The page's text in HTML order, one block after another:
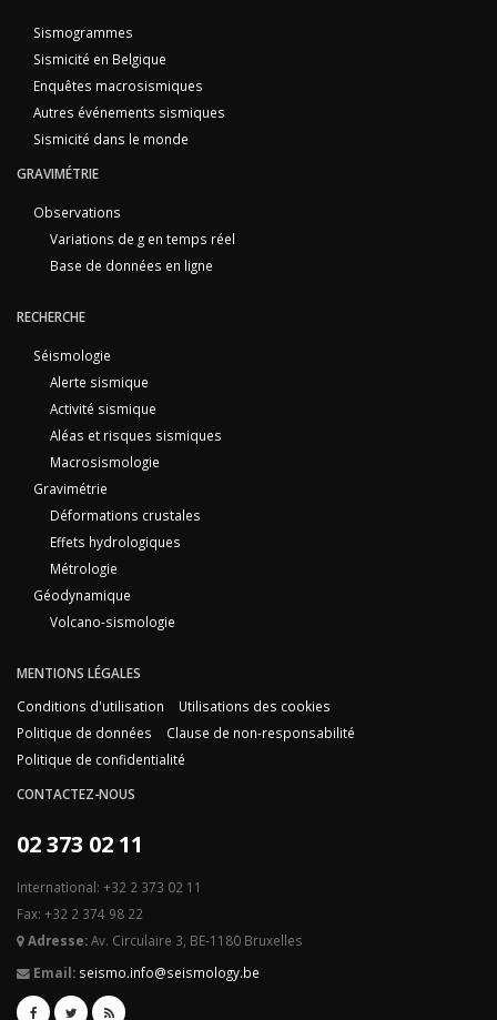
Sismogrammes
Sismicité en Belgique
Enquêtes macrosismiques
Autres événements sismiques
Sismicité dans le monde
GRAVIMÉTRIE
Observations
Variations de g en temps réel
Base de données en ligne
RECHERCHE
Séismologie
Alerte sismique
Activité sismique
Aléas et risques sismiques
Macrosismologie
Gravimétrie
Déformations crustales
Effets hydrologiques
Métrologie
Géodynamique
Volcano-sismologie
MENTIONS LÉGALES
Conditions d'utilisation
Utilisations des cookies
Politique de données
Clause de non-responsabilité
Politique de confidentialité
CONTACTEZ-NOUS
02 373 02 11
International: +32 2 373 02 11
Fax: +32 2 374 98 22
Adresse:Av. Circulaire 3, BE-1180 Bruxelles
Email: seismo.info@seismology.be